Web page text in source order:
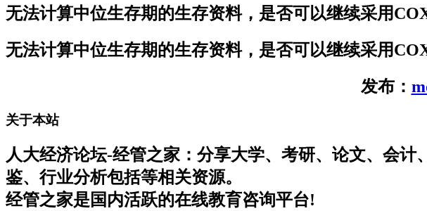
无法计算中位生存期的生存资料，是否可以继续采用
无法计算中位生存期的生存资料，是否可以继续采用
发布：
关于本站
人大经济论坛-经管之家：分享大学、考研、论文、会
鉴、行业分析包括等相关资源。
经管之家是国内活跃的在线教育咨询平台!